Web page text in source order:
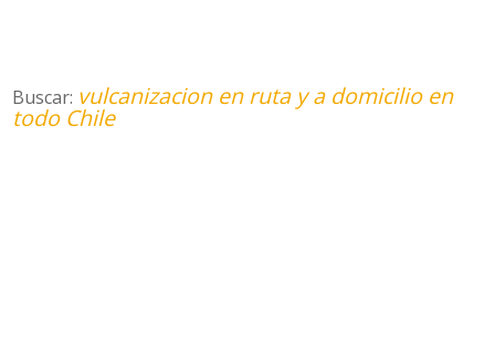
Buscar: vulcanizacion en ruta y a domicilio en
todo Chile